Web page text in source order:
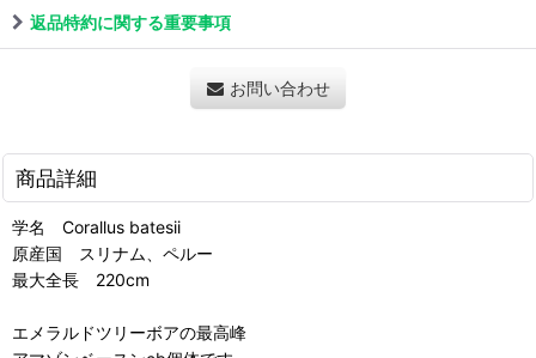
返品特約に関する重要事項
お問い合わせ
商品詳細
学名 Corallus batesii
原産国 スリナム、ペルー
最大全長 220cm
エメラルドツリーボアの最高峰